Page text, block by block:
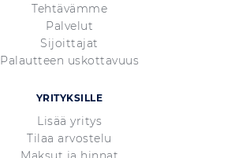
Tehtävämme
Palvelut
Sijoittajat
Palautteen uskottavuus
YRITYKSILLE
Lisää yritys
Tilaa arvostelu